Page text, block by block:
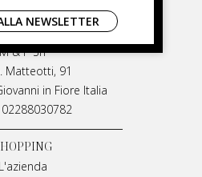
MIRARCHI
M & P Srl
Matteotti, 91
in Fiore Italia
02288030782
L'azienda
NEWSLETTER